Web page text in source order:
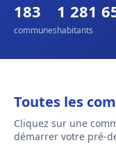
183
communes
1 281
habitants
Toutes les
Cliquez sur une
démarrer votre pré-